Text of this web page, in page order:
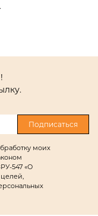
Подписаться
моих
547 «О
целей,